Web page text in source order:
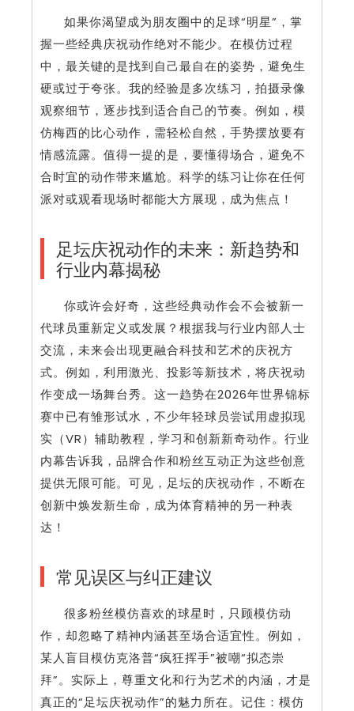
如果你渴望成为朋友圈中的足球“明星”，掌
握一些经典庆祝动作绝对不能少。在模仿过程
中，最关键的是找到自己最自在的姿势，避免生
硬或过于夸张。我的经验是多次练习，拍摄录像
观察细节，逐步找到适合自己的节奏。例如，模
仿梅西的比心动作，需轻松自然，手势摆放要有
情感流露。值得一提的是，要懂得场合，避免不
合时宜的动作带来尴尬。科学的练习让你在任何
派对或观看现场时都能大方展现，成为焦点！
足坛庆祝动作的未来：新趋势和
行业内幕揭秘
你或许会好奇，这些经典动作会不会被新一
代球员重新定义或发展？根据我与行业内部人士
交流，未来会出现更融合科技和艺术的庆祝方
式。例如，利用激光、投影等新技术，将庆祝动
作变成一场舞台秀。这一趋势在2026年世界锦标
赛中已有雏形试水，不少年轻球员尝试用虚拟现
实（VR）辅助教程，学习和创新新奇动作。行业
内幕告诉我，品牌合作和粉丝互动正为这些创意
提供无限可能。可见，足坛的庆祝动作，不断在
创新中焕发新生命，成为体育精神的另一种表
达！
常见误区与纠正建议
很多粉丝模仿喜欢的球星时，只顾模仿动
作，却忽略了精神内涵甚至场合适宜性。例如，
某人盲目模仿克洛普“疯狂挥手”被嘲“拟态崇
拜”。实际上，尊重文化和行为艺术的内涵，才是
真正的“足坛庆祝动作”的魅力所在。记住：模仿